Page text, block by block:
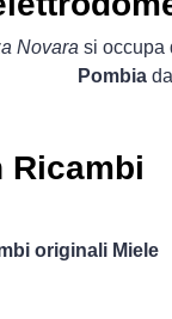
Novara si occupa
Pombia
Ricambi
originali Miele